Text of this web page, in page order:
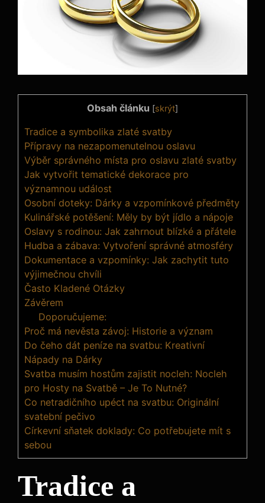
Obsah článku [skrýt]
Tradice a symbolika zlaté svatby
Přípravy na nezapomenutelnou oslavu
Výběr správného místa pro oslavu zlaté svatby
Jak vytvořit tematické dekorace pro
významnou událost
Osobní doteky: Dárky a vzpomínkové předměty
Kulinářské potěšení: Měly by být jídlo a nápoje
Oslavy s rodinou: Jak zahrnout blízké a přátele
Hudba a zábava: Vytvoření správné atmosféry
Dokumentace a vzpomínky: Jak zachytit tuto
výjimečnou chvíli
Často Kladené Otázky
Závěrem
Doporučujeme:
Proč má nevěsta závoj: Historie a význam
Do čeho dát peníze na svatbu: Kreativní
Nápady na Dárky
Svatba musím hostům zajistit nocleh: Nocleh
pro Hosty na Svatbě – Je To Nutné?
Co netradičního upéct na svatbu: Originální
svatební pečivo
Církevní sňatek doklady: Co potřebujete mít s
sebou
Tradice a